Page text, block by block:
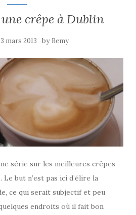
crêpe à Dublin
mars 2013 by Remy
série sur les meilleures crêpes
but n’est pas ici d’élire la
ce qui serait subjectif et peu
endroits où il fait bon